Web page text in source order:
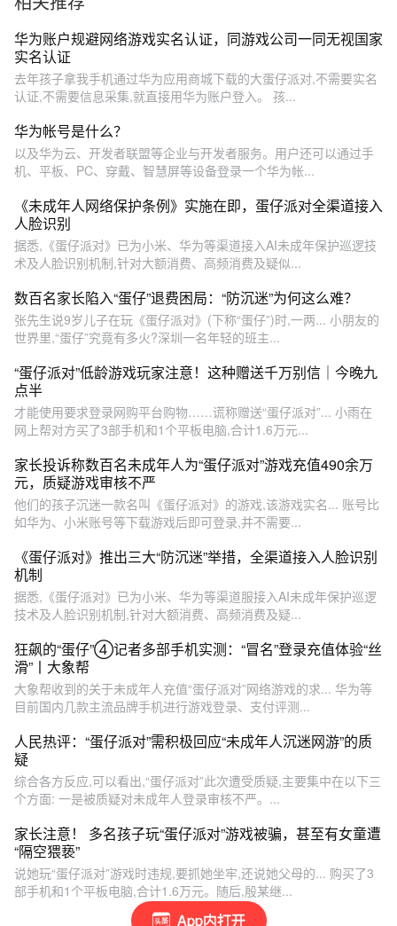
App内打开
华为账户规避网络游戏实名认证，同游戏公司一同无视国家
实名认证
去年孩子拿我手机通过华为应用商城下载的大蛋仔派对,不需要实名
认证,不需要信息采集,就直接用华为账户登入。 孩...
华为帐号是什么？
以及华为云、开发者联盟等企业与开发者服务。用户还可以通过手
机、平板、PC、穿戴、智慧屏等设备登录一个华为帐...
《未成年人网络保护条例》实施在即，蛋仔派对全渠道接入
人脸识别
据悉,《蛋仔派对》已为小米、华为等渠道接入AI未成年保护巡逻技
术及人脸识别机制,针对大额消费、高频消费及疑似...
数百名家长陷入“蛋仔”退费困局：“防沉迷”为何这么难？
张先生说9岁儿子在玩《蛋仔派对》(下称“蛋仔”)时,一两... 小朋友的
世界里,“蛋仔”究竟有多火?深圳一名年轻的班主...
“蛋仔派对”低龄游戏玩家注意！这种赠送千万别信｜今晚九
点半
才能使用要求登录网购平台购物……谎称赠送“蛋仔派对”... 小雨在
网上帮对方买了3部手机和1个平板电脑,合计1.6万元...
家长投诉称数百名未成年人为“蛋仔派对”游戏充值490余万
元，质疑游戏审核不严
他们的孩子沉迷一款名叫《蛋仔派对》的游戏,该游戏实名... 账号比
如华为、小米账号等下载游戏后即可登录,并不需要...
《蛋仔派对》推出三大“防沉迷”举措，全渠道接入人脸识别
机制
据悉,《蛋仔派对》已为小米、华为等渠道服接入AI未成年保护巡逻
技术及人脸识别机制,针对大额消费、高频消费及疑...
狂飙的“蛋仔”④记者多部手机实测：“冒名”登录充值体验“丝
滑”丨大象帮
大象帮收到的关于未成年人充值“蛋仔派对”网络游戏的求... 华为等
目前国内几款主流品牌手机进行游戏登录、支付评测...
人民热评：“蛋仔派对”需积极回应“未成年人沉迷网游”的质
疑
综合各方反应,可以看出,“蛋仔派对”此次遭受质疑,主要集中在以下三
个方面: 一是被质疑对未成年人登录审核不严。...
家长注意！ 多名孩子玩“蛋仔派对”游戏被骗，甚至有女童遭
“隔空猥亵”
说她玩“蛋仔派对”游戏时违规,要抓她坐牢,还说她父母的... 购买了3
部手机和1个平板电脑,合计1.6万元。随后,殷某继...